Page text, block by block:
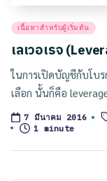
Posted
เนื้อหาสำหรับผู้เริ่มต้น
เลเวอเรจ
ในการเปิดบัญชีกับโบร
เลือก นั้นก็คือ
7 มีนาคม 2016
Tags:
1 minute